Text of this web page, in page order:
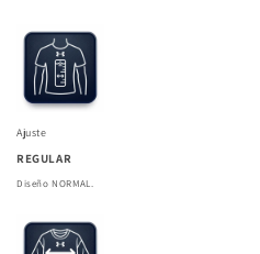
Ajuste
REGULAR
Diseño NORMAL.